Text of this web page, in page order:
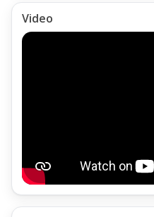
è attrezzato con Impianto di
realizzato con Caldaia a
presente all'interno del
Parcheggio della Mansarda
Video